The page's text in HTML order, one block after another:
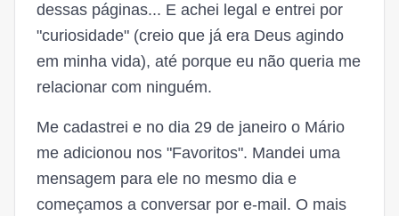
dessas páginas... E achei legal e entrei por
"curiosidade" (creio que já era Deus agindo
em minha vida), até porque eu não queria me
relacionar com ninguém.
Me cadastrei e no dia 29 de janeiro o Mário
me adicionou nos "Favoritos". Mandei uma
mensagem para ele no mesmo dia e
começamos a conversar por e-mail. O mais